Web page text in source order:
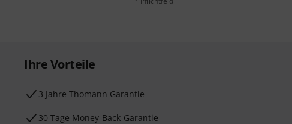
Ihre Vorteile
3 Jahre Thomann Garantie
30 Tage Money-Back-Garantie